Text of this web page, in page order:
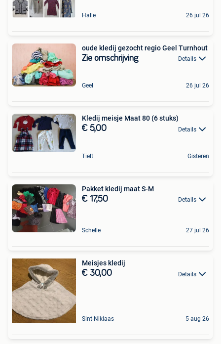
Halle 26 jul 26
oude kledij gezocht regio Geel Turnhout
Zie omschrijving Details
Geel 26 jul 26
Kledij meisje Maat 80 (6 stuks)
€ 5,00 Details
Tielt Gisteren
Pakket kledij maat S-M
€ 17,50 Details
Schelle 27 jul 26
Meisjes kledij
€ 30,00 Details
Sint-Niklaas 5 aug 26